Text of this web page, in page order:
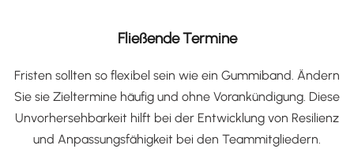
Fließende Termine
Fristen sollten so flexibel sein wie ein Gummiband. Ändern
Sie sie Zieltermine häufig und ohne Vorankündigung. Diese
Unvorhersehbarkeit hilft bei der Entwicklung von Resilienz
und Anpassungsfähigkeit bei den Teammitgliedern.